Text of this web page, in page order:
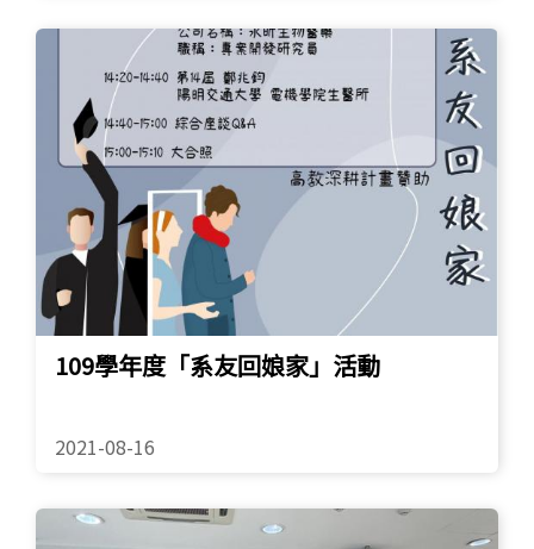
109學年度「系友回娘家」活動
2021-08-16